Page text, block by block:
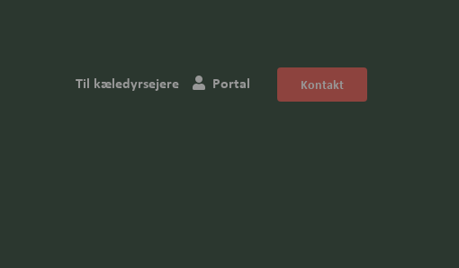
Til kæledyrsejere Portal Kontakt